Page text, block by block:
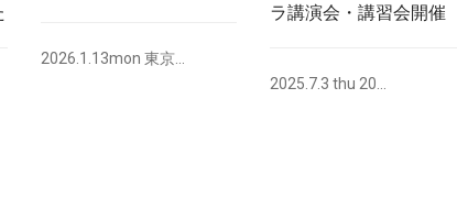
2026.1.13mon 東京...
ラ講演会・講習会開催
2025.7.3 thu 20...